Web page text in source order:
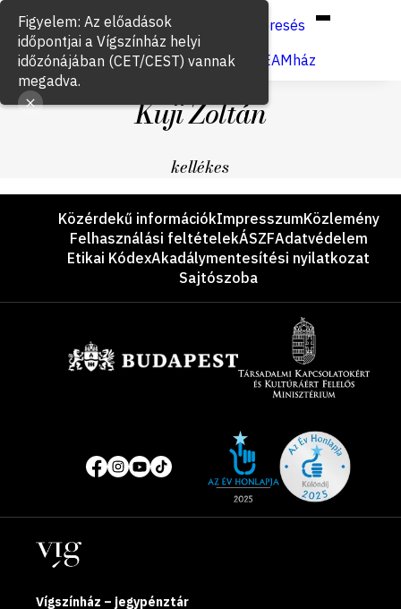
Keresés
Jegyvásárlás
VígSTREAMház
Kuji Zoltán
kellékes
LáblécKözérdekű információkImpresszumKözlemény
Felhasználási feltételekÁSZFAdatvédelem
Etikai KódexAkadálymentesítési nyilatkozat
Sajtószoba
Közösségi
média
oldalak
of
year
Helyszínek
Vígszínház – jegypénztár
Figyelem: Az előadások
időpontjai a Vígszínház helyi
időzónájában (CET/CEST) vannak
megadva.